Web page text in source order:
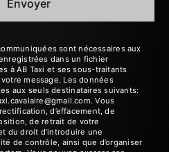
Envoyer
sont nécessaires aux
dans un fichier
à AB Taxi et ses sous-traitants
message. Les données
aux seuls destinataires suivants:
Vous
d’effacement, de
de retrait de votre
du droit d’introduire une
de contrôle, ainsi que d’organiser